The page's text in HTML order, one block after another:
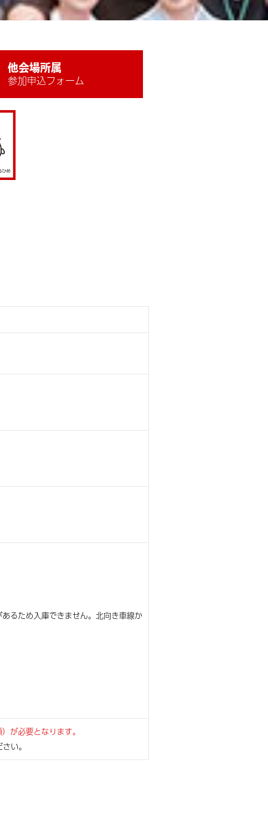
他会場所属
参加申込フォーム
るため入庫できません。北向き車線か
が必要となります。
い。